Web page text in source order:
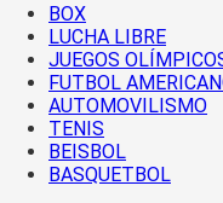
BOX
LUCHA LIBRE
JUEGOS
FUTBOL
AUTOMOVILISMO
TENIS
BEISBOL
BASQUETBOL